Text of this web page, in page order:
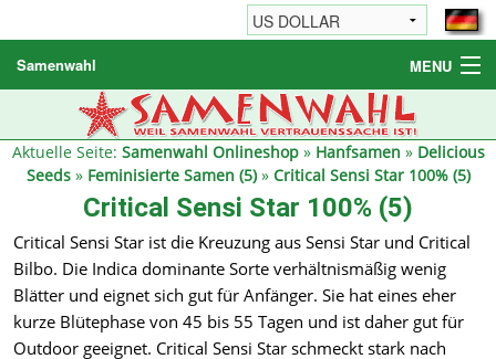
Samenwahl MENU
Hanfsamen
Weitere Produkte
Reseller
Aktuelle Seite: Samenwahl Onlineshop» Hanfsamen » Delicious
Seeds» Feminisierte Samen (5)» Critical Sensi Star 100% (5)
Critical Sensi Star 100% (5)
Critical Sensi Star ist die Kreuzung aus Sensi Star und Critical
Bilbo. Die Indica dominante Sorte verhältnismäßig wenig
Blätter und eignet sich gut für Anfänger. Sie hat eines eher
kurze Blütephase von 45 bis 55 Tagen und ist daher gut für
Outdoor geeignet. Critical Sensi Star schmeckt stark nach